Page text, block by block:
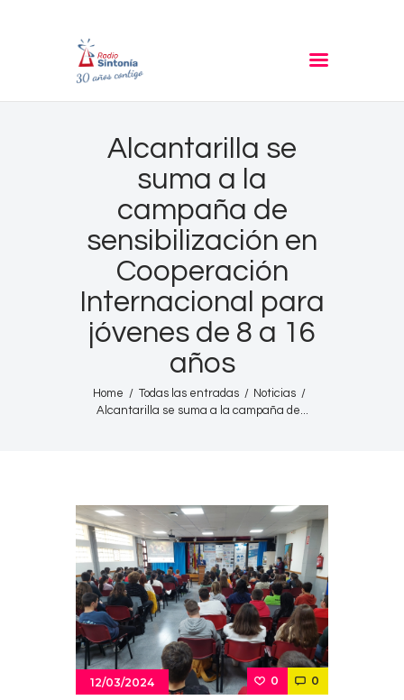
Alcantarilla se
suma a la
campaña de
sensibilización en
Cooperación
Internacional para
jóvenes de 8 a 16
años
Home Todas las entradas
Noticias
Alcantarilla se suma a la campaña de...
RADIO SINTONIA
Informativos
Entrevistas
Noticias
Podcast
PROGRAMACIÓN
Nuestra Historia
Contacto
12/03/2024 0 0